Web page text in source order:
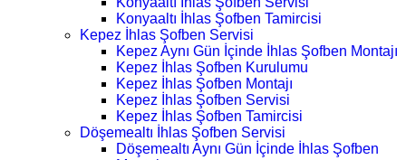
Konyaaltı İhlas Şofben Tamircisi
Kepez İhlas Şofben Servisi
Kepez Aynı Gün İçinde İhlas Şofben Montajı
Kepez İhlas Şofben Kurulumu
Kepez İhlas Şofben Montajı
Kepez İhlas Şofben Servisi
Kepez İhlas Şofben Tamircisi
Döşemealtı İhlas Şofben Servisi
Döşemealtı Aynı Gün İçinde İhlas Şofben